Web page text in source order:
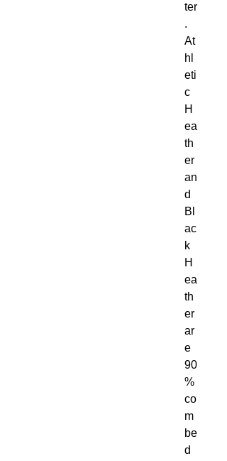
ter
.
At
hl
eti
c
H
ea
th
er
an
d
Bl
ac
k
H
ea
th
er
ar
e
90
%
co
m
be
d